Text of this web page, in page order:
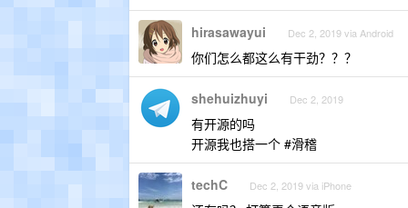
hirasawayui Dec 2, 2019 via Android
你们怎么都这么有干劲？？？
shehuizhuyi Dec 2, 2019
有开源的吗
开源我也搭一个 #滑稽
techC Dec 2, 2019 via iPhone